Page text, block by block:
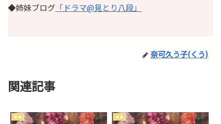
◆姉妹ブログ 「ドラマ@見とり八段」
奈可久う子(くう)
関連記事
★★ ★★